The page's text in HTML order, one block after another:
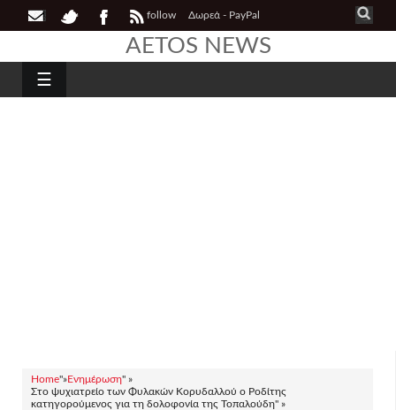
follow Δωρεά - PayPal
AETOS NEWS
☰
Home"»Ενημέρωση" »
Στο ψυχιατρείο των Φυλακών Κορυδαλλού ο Ροδίτης
κατηγορούμενος για τη δολοφονία της Τοπαλούδη" »